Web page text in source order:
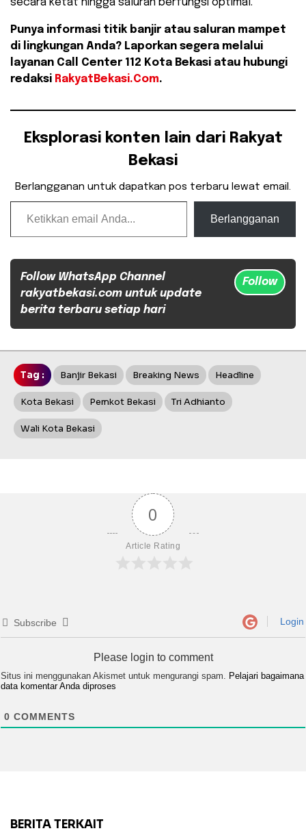
secara ketat hingga saluran berfungsi optimal.
Punya informasi titik banjir atau saluran mampet
di lingkungan Anda? Laporkan segera melalui
layanan Call Center 112 Kota Bekasi atau hubungi
redaksi RakyatBekasi.Com.
Eksplorasi konten lain dari Rakyat
Bekasi
Berlangganan untuk dapatkan pos terbaru lewat email.
Ketikkan email Anda...
Berlangganan
Follow WhatsApp Channel
rakyatbekasi.com untuk update
berita terbaru setiap hari
Follow
Tag : Banjir Bekasi Breaking News Headline
Kota Bekasi Pemkot Bekasi Tri Adhianto
Wali Kota Bekasi
0
Article Rating
Subscribe Login
Please login to comment
Situs ini menggunakan Akismet untuk mengurangi spam. Pelajari bagaimana
data komentar Anda diproses
0 COMMENTS
BERITA TERKAIT